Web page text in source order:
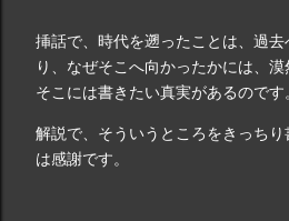
挿話で、時代を遡ったことは、過
り、なぜそこへ向かったかには、漠
そこには書きたい真実があるのです。
解説で、そういうところをきっち
は感謝です。